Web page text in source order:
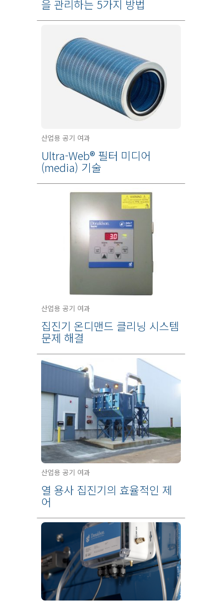
을 관리하는 5가지 방법
산업용 공기 여과
Ultra-Web® 필터 미디어
(media) 기술
산업용 공기 여과
집진기 온디맨드 클리닝 시스템
문제 해결
산업용 공기 여과
열 용사 집진기의 효율적인 제
어